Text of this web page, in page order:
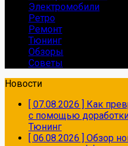
Электромобили
Ретро
Ремонт
Тюнинг
Обзоры
Советы
Новости
[ 07.08.2026 ] Как
с помощью
Тюнинг
[ 06.08.2026 ] Обзор